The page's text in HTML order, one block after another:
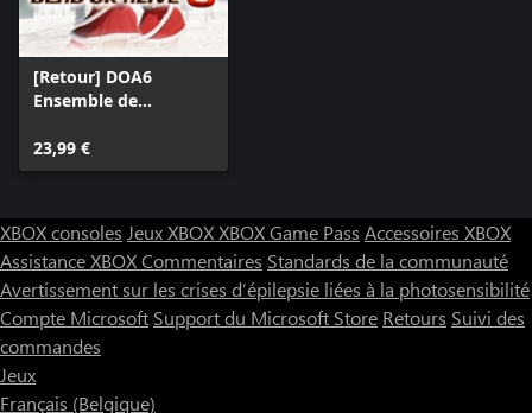
[Retour] DOA6
Ensemble de
Noël
23,99 €
XBOX consoles Jeux XBOXXBOX Game Pass Accessoires XBOX
Assistance XBOXCommentaires Standards de la communauté
Avertissement sur les crises d’épilepsie liées à la photosensibilité
Compte Microsoft Support du Microsoft Store Retours Suivi des
commandes
Jeux
Français (Belgique)